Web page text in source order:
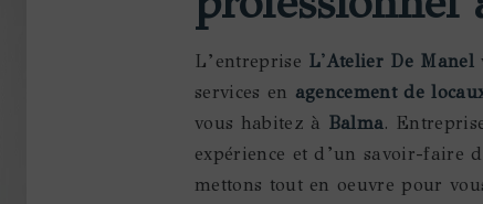
L’entreprise L'Atelier De Manel
services en agencement de
vous habitez à Balma.
expérience et d’un savoir-faire
mettons tout en oeuvre pour